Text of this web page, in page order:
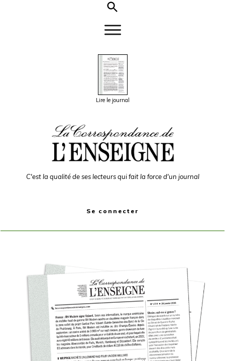
Lire le journal
C'est la qualité de ses lecteurs qui fait la force d'un journal
Se connecter